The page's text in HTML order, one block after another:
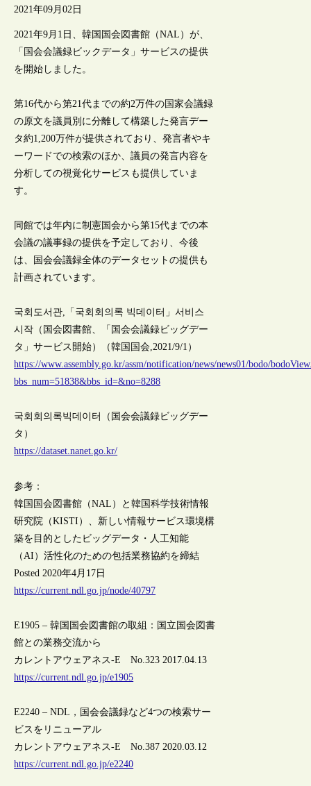
2021年09月02日
2021年9月1日、韓国国会図書館（NAL）が、
「国会会議録ビックデータ」サービスの提供
を開始しました。
第16代から第21代までの約2万件の国家会議録
の原文を議員別に分離して構築した発言デー
タ約1,200万件が提供されており、発言者やキ
ーワードでの検索のほか、議員の発言内容を
分析しての視覚化サービスも提供していま
す。
同館では年内に制憲国会から第15代までの本
会議の議事録の提供を予定しており、今後
は、国会会議録全体のデータセットの提供も
計画されています。
국회도서관,「국회회의록 빅데이터」서비스
시작（国会図書館、「国会会議録ビッグデー
タ」サービス開始）（韓国国会,2021/9/1）
https://www.assembly.go.kr/assm/notification/news/news01/bodo/
bbs_num=51838&bbs_id=&no=8288
국회회의록빅데이터（国会会議録ビッグデー
タ）
https://dataset.nanet.go.kr/
参考：
韓国国会図書館（NAL）と韓国科学技術情報
研究院（KISTI）、新しい情報サービス環境構
築を目的としたビッグデータ・人工知能
（AI）活性化のための包括業務協約を締結
Posted 2020年4月17日
https://current.ndl.go.jp/node/40797
E1905 – 韓国国会図書館の取組：国立国会図書
館との業務交流から
カレントアウェアネス-E No.323 2017.04.13
https://current.ndl.go.jp/e1905
E2240 – NDL，国会会議録など4つの検索サー
ビスをリニューアル
カレントアウェアネス-E No.387 2020.03.12
https://current.ndl.go.jp/e2240